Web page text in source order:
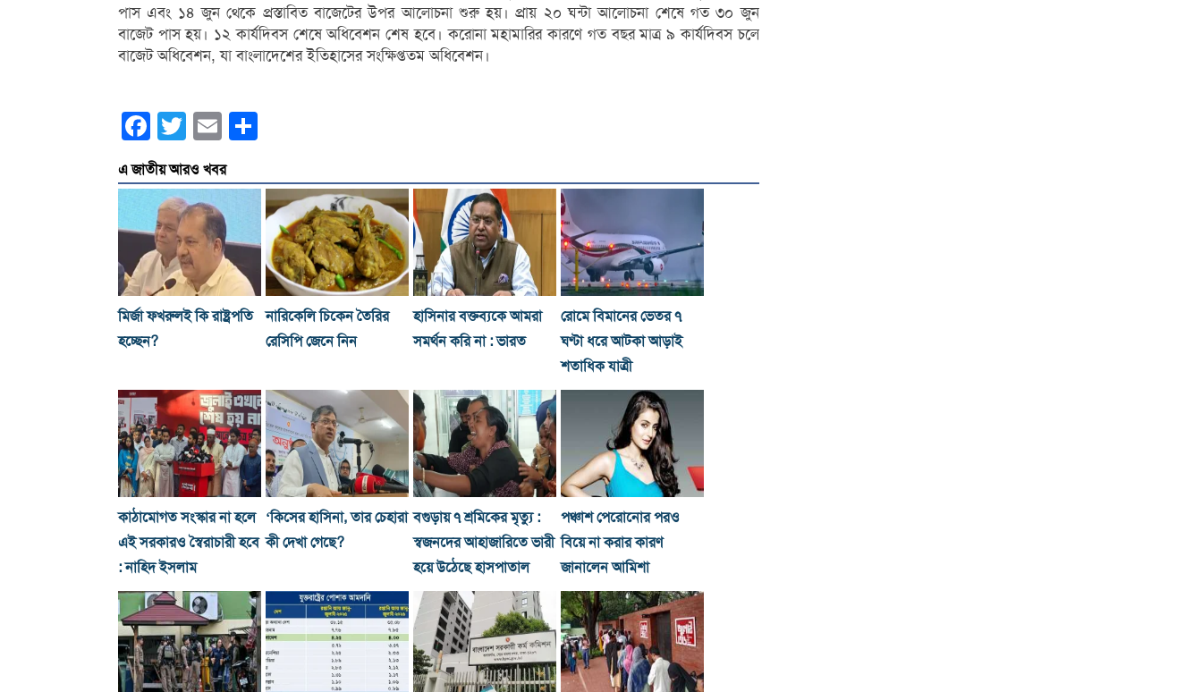
পাস এবং ১৪ জুন থেকে প্রস্তাবিত বাজেটের উপর আলোচনা শুরু হয়। প্রায় ২০ ঘন্টা আলোচনা শেষে গত ৩০ জুন
বাজেট পাস হয়। ১২ কার্যদিবস শেষে অধিবেশন শেষ হবে। করোনা মহামারির কারণে গত বছর মাত্র ৯ কার্যদিবস চলে
বাজেট অধিবেশন, যা বাংলাদেশের ইতিহাসের সংক্ষিপ্ততম অধিবেশন।
Facebook
Twitter Email
এ জাতীয় আরও খবর
মির্জা ফখরুলই কি রাষ্ট্রপতি
হচ্ছেন?
নারিকেলি চিকেন তৈরির
রেসিপি জেনে নিন
হাসিনার বক্তব্যকে আমরা
সমর্থন করি না : ভারত
রোমে বিমানের ভেতর ৭
ঘণ্টা ধরে আটকা আড়াই
শতাধিক যাত্রী
কাঠামোগত সংস্কার না হলে
এই সরকারও স্বৈরাচারী হবে
: নাহিদ ইসলাম
‘কিসের হাসিনা, তার চেহারা
কী দেখা গেছে?
বগুড়ায় ৭ শ্রমিকের মৃত্যু :
স্বজনদের আহাজারিতে ভারী
হয়ে উঠেছে হাসপাতাল
পঞ্চাশ পেরোনোর পরও
বিয়ে না করার কারণ
জানালেন আমিশা